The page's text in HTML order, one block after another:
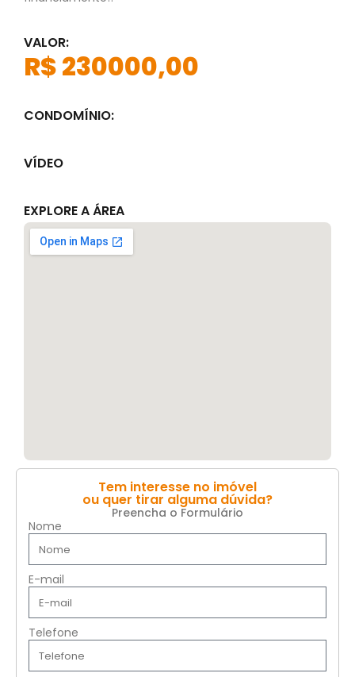
VALOR:
R$ 230000,00
CONDOMÍNIO:
VÍDEO
EXPLORE A ÁREA
Tem interesse no imóvel
ou quer tirar alguma dúvida?
Preencha o Formulário
Nome
E-mail
Telefone